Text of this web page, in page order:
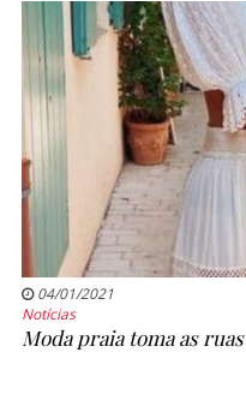
04/01/2021
Notícias
Moda praia toma as ruas